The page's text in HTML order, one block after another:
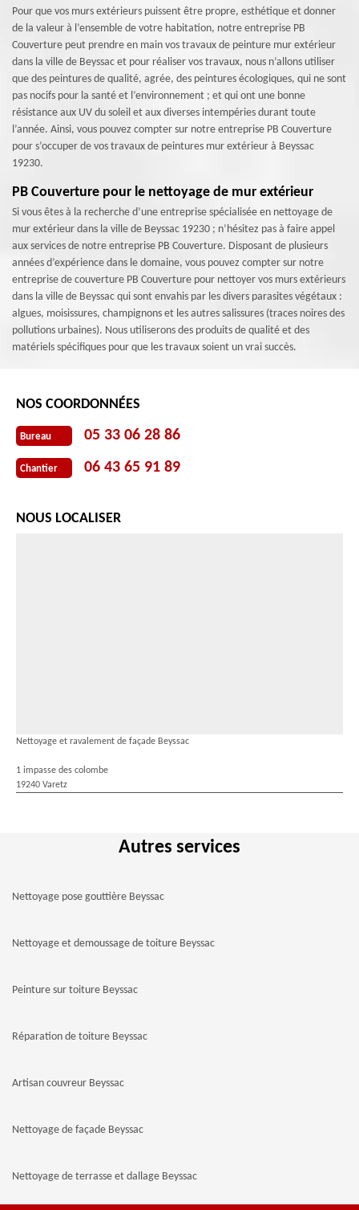
Pour que vos murs extérieurs puissent être propre, esthétique et donner
de la valeur à l’ensemble de votre habitation, notre entreprise PB
Couverture peut prendre en main vos travaux de peinture mur extérieur
dans la ville de Beyssac et pour réaliser vos travaux, nous n’allons utiliser
que des peintures de qualité, agrée, des peintures écologiques, qui ne sont
pas nocifs pour la santé et l’environnement ; et qui ont une bonne
résistance aux UV du soleil et aux diverses intempéries durant toute
l’année. Ainsi, vous pouvez compter sur notre entreprise PB Couverture
pour s’occuper de vos travaux de peintures mur extérieur à Beyssac
19230.
PB Couverture pour le nettoyage de mur extérieur
Si vous êtes à la recherche d’une entreprise spécialisée en nettoyage de
mur extérieur dans la ville de Beyssac 19230 ; n’hésitez pas à faire appel
aux services de notre entreprise PB Couverture. Disposant de plusieurs
années d’expérience dans le domaine, vous pouvez compter sur notre
entreprise de couverture PB Couverture pour nettoyer vos murs extérieurs
dans la ville de Beyssac qui sont envahis par les divers parasites végétaux :
algues, moisissures, champignons et les autres salissures (traces noires des
pollutions urbaines). Nous utiliserons des produits de qualité et des
matériels spécifiques pour que les travaux soient un vrai succès.
NOS COORDONNÉES
Bureau 05 33 06 28 86
Chantier 06 43 65 91 89
NOUS LOCALISER
Nettoyage et ravalement de façade Beyssac
1 impasse des colombe
19240 Varetz
Autres services
Nettoyage pose gouttière Beyssac
Nettoyage et demoussage de toiture Beyssac
Peinture sur toiture Beyssac
Réparation de toiture Beyssac
Artisan couvreur Beyssac
Nettoyage de façade Beyssac
Nettoyage de terrasse et dallage Beyssac